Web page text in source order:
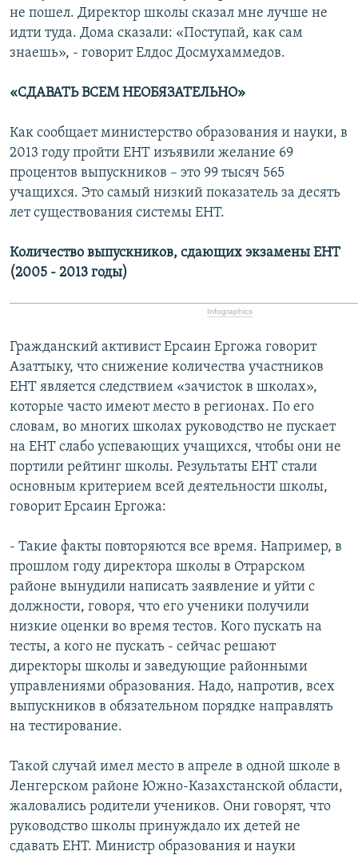
не пошел. Директор школы сказал мне лучше не
идти туда. Дома сказали: «Поступай, как сам
знаешь», - говорит Елдос Досмухаммедов.
«СДАВАТЬ ВСЕМ НЕОБЯЗАТЕЛЬНО»
Как сообщает министерство образования и науки, в
2013 году пройти ЕНТ изъявили желание 69
процентов выпускников – это 99 тысяч 565
учащихся. Это самый низкий показатель за десять
лет существования системы ЕНТ.
Количество выпускников, сдающих экзамены ЕНТ
(2005 - 2013 годы)
Infographics
Гражданский активист Ерсаин Ергожа говорит
Азаттыку, что снижение количества участников
ЕНТ является следствием «зачисток в школах»,
которые часто имеют место в регионах. По его
словам, во многих школах руководство не пускает
на ЕНТ слабо успевающих учащихся, чтобы они не
портили рейтинг школы. Результаты ЕНТ стали
основным критерием всей деятельности школы,
говорит Ерсаин Ергожа:
- Такие факты повторяются все время. Например, в
прошлом году директора школы в Отрарском
районе вынудили написать заявление и уйти с
должности, говоря, что его ученики получили
низкие оценки во время тестов. Кого пускать на
тесты, а кого не пускать - сейчас решают
директоры школы и заведующие районными
управлениями образования. Надо, напротив, всех
выпускников в обязательном порядке направлять
на тестирование.
Такой случай имел место в апреле в одной школе в
Ленгерском районе Южно-Казахстанской области,
жаловались родители учеников. Они говорят, что
руководство школы принуждало их детей не
сдавать ЕНТ. Министр образования и науки